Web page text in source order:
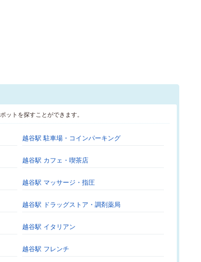
ットを探すことができます。
越谷駅 駐車場・コインパーキング
越谷駅 カフェ・喫茶店
越谷駅 マッサージ・指圧
越谷駅 ドラッグストア・調剤薬局
越谷駅 イタリアン
越谷駅 フレンチ